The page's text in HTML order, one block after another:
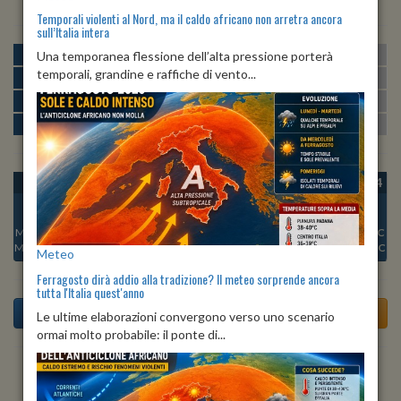
MATTINA min:22º max:24º U:
POMERIGGIO min:26º max:29º
SERA min:26º max:31º U:60% 75%
NOTTE min: 24º max:26º U:82%
OGGI
Min:
24°C
Max:26°C
DOM 09
Min:
Max:25°C
LUN 10
Min:22°C
Max:24°C
MAR 11
Min:
23°C
Max:26°C
MER 12
Max:26°C
GIO 13
Min:22°C
Max:25°C
VEN 14
22°C
Max:25°C
Previsioni del Tempo a Tornata di oggi
Temporali violenti al Nord, ma il caldo africano non arretra ancora
sull’Italia intera
Una temporanea flessione dell’alta pressione porterà
temporali, grandine e raffiche di vento...
Meteo
Ferragosto dirà addio alla tradizione? Il meteo sorprende ancora
tutta l'Italia quest'anno
Le ultime elaborazioni convergono verso uno scenario
ormai molto probabile: il ponte di...